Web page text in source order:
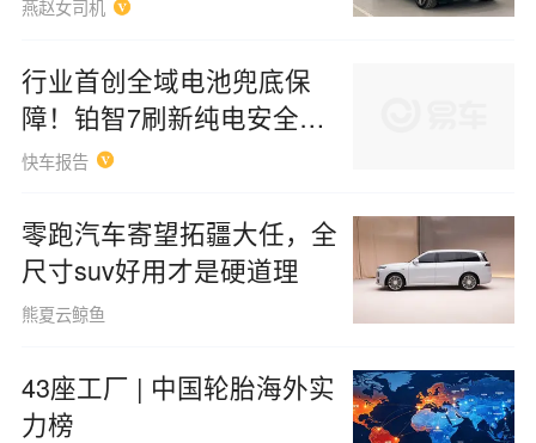
燕赵女司机
行业首创全域电池兜底保
障！铂智7刷新纯电安全服
务新标准
快车报告
零跑汽车寄望拓疆大任，全
尺寸suv好用才是硬道理
熊夏云鲸鱼
43座工厂 | 中国轮胎海外实
力榜